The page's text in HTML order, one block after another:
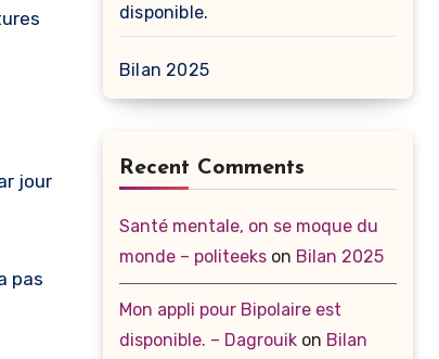
jour
pas
disponible.
Bilan 2025
Recent Comments
Santé mentale, on se moque du
monde – politeeks on Bilan 2025
Mon appli pour Bipolaire est
disponible. – Dagrouik on Bilan